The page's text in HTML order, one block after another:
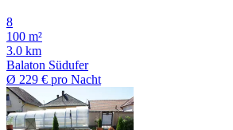
8
100 m²
3.0 km
Balaton Südufer
Ø 229 € pro Nacht